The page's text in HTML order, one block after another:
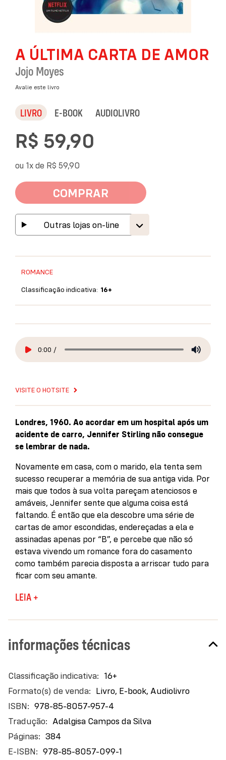
Galeria
imagens
A ÚLTIMA CARTA DE AMOR
Jojo Moyes
Avalie este livro
LIVRO E-BOOK AUDIOLIVRO
COMPRAR
R$ 59,90
ou 1x de R$ 59,90
Outras lojas on-line
ROMANCE
Classificação indicativa: 16+
0:00 /
VISITE O HOTSITE
Londres, 1960. Ao acordar em um hospital após um
acidente de carro, Jennifer Stirling não consegue
se lembrar de nada.
Novamente em casa, com o marido, ela tenta sem
sucesso recuperar a memória de sua antiga vida. Por
mais que todos à sua volta pareçam atenciosos e
amáveis, Jennifer sente que alguma coisa está
faltando. É então que ela descobre uma série de
cartas de amor escondidas, endereçadas a ela e
assinadas apenas por “B”, e percebe que não só
estava vivendo um romance fora do casamento
como também parecia disposta a arriscar tudo para
ficar com seu amante.
Quatro décadas depois, a jornalista Ellie Haworth
durante uma pesquisa nos arquivos do jornal em que
protagonistas desse amor proibido — em parte por
estar ela mesma envolvida com um homem casado
que, ao fazer isso, talvez encontre uma solução para
os problemas de seu próprio relacionamento.
Com personagens realísticos complexos e uma
trama bem-elaborada, A última carta de amor
entrelaça as histórias de paixão, adultério e perda
de Ellie e Jennifer. Um livro comovente e
LEIA +
informações técnicas
Mais
informações
16+
Livro, E-book, Audiolivro
978-85-8057-957-4
Adalgisa Campos da Silva
384
978-85-8057-099-1